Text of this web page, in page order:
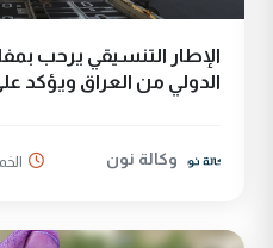
الإطار التنسيقي يرحب
الدولي من العراق ويؤكد
وكالة نون الخميس 25